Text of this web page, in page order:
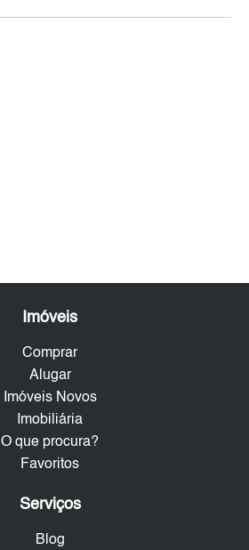
Imóveis
Comprar
Alugar
Imóveis Novos
Imobiliária
O que procura?
Favoritos
Serviços
Blog